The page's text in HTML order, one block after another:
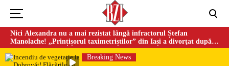
Nici Alexandra nu a mai rezistat lângă infractorul Ștefan
Manolache! „Prințișorul taximetriștilor” din Iași a divorţat după
doi ani de căsnicie
Breaking News